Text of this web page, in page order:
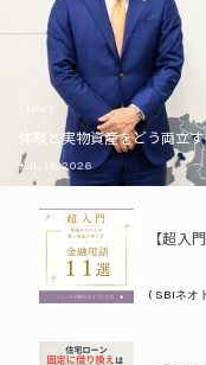
体験と実物資産をどう両立
JUL. 16, 2026
PR
( SBIネオ